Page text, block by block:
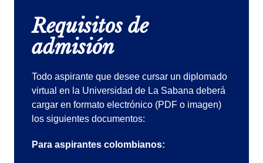
Requisitos de
admisión
Todo aspirante que desee cursar un diplomado
virtual en la Universidad de La Sabana deberá
cargar en formato electrónico (PDF o imagen)
los siguientes documentos:
Para aspirantes colombianos: